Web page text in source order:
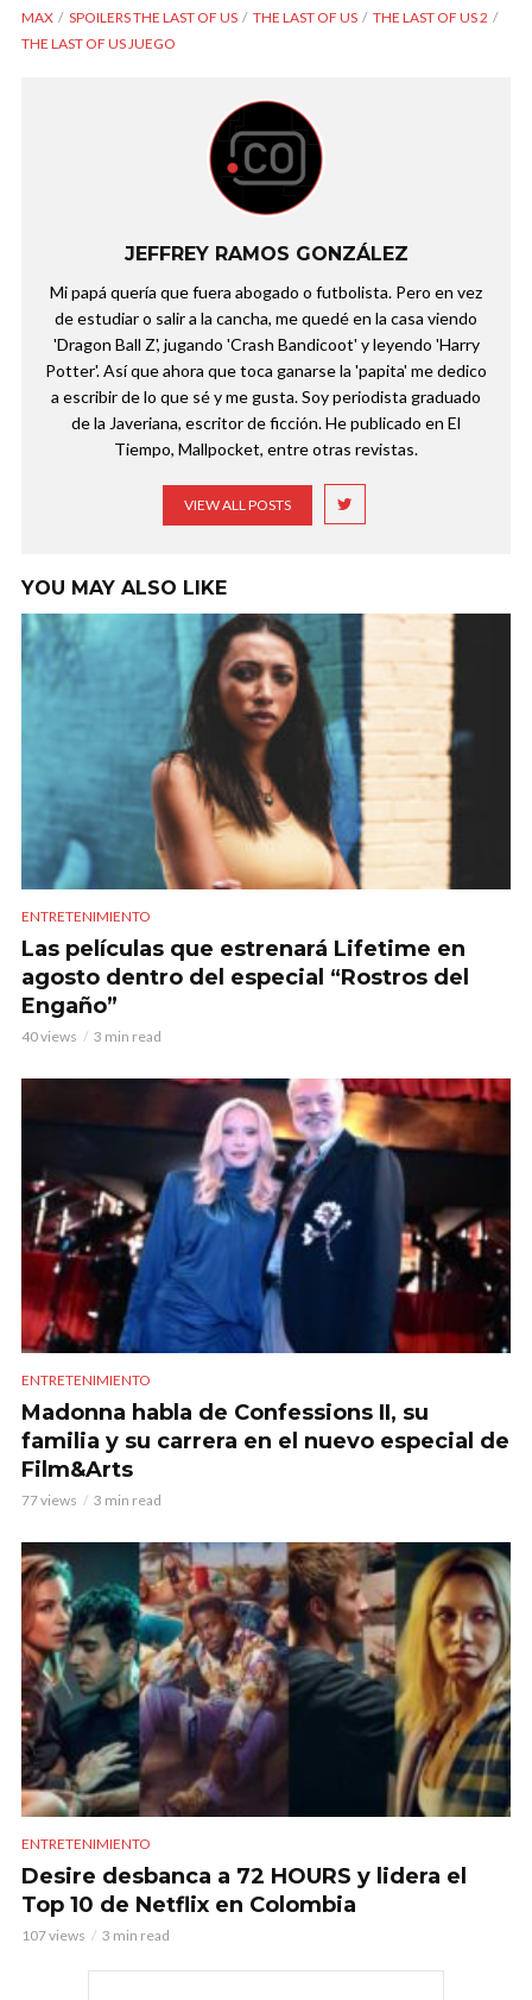
MAX SPOILERS THE LAST OF US THE LAST OF US
THE LAST OF US 2
THE LAST OF US JUEGO
JEFFREY RAMOS GONZÁLEZ
Mi papá quería que fuera abogado o futbolista. Pero en vez
de estudiar o salir a la cancha, me quedé en la casa viendo
'Dragon Ball Z', jugando 'Crash Bandicoot' y leyendo 'Harry
Potter'. Así que ahora que toca ganarse la 'papita' me dedico
a escribir de lo que sé y me gusta. Soy periodista graduado
de la Javeriana, escritor de ficción. He publicado en El
Tiempo, Mallpocket, entre otras revistas.
VIEW ALL POSTS
YOU MAY ALSO LIKE
ENTRETENIMIENTO
Las películas que estrenará Lifetime en
agosto dentro del especial “Rostros del
Engaño”
40 views 3 min read
ENTRETENIMIENTO
Madonna habla de Confessions II, su
familia y su carrera en el nuevo especial de
Film&Arts
77 views 3 min read
ENTRETENIMIENTO
Desire desbanca a 72 HOURS y lidera el
Top 10 de Netflix en Colombia
107 views 3 min read